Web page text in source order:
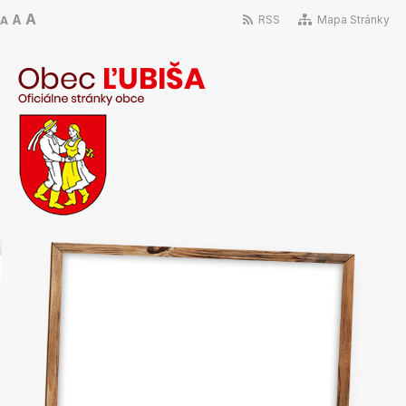
A A A RSS Mapa Stránky